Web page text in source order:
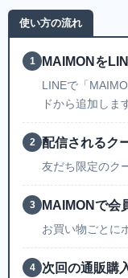
使い方の流れ
1 MAIMONを
LINEで「
ドから追加しま
2 配信されるク
友だち限定のク
3 MAIMONで会
お買い物ごとに
4 次回の通販購